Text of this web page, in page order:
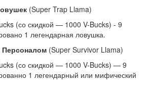
(Super Trap Llama)
(со скидкой — 1000 V-Bucks) - 9
1 легендарная ловушка.
(Super Survivor Llama)
(со скидкой — 1000 V-Bucks) — 9
1 легендарный или мифический